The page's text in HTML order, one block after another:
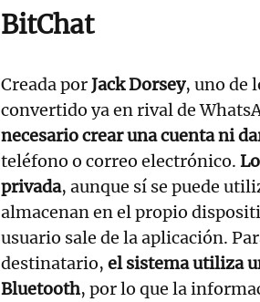
BitChat
Creada porJack Dorsey, uno de
convertido ya en rival de
necesario crear una cuenta ni
teléfono o correo electrónico.
privada, aunque sí se puede
almacenan en el propio
usuario sale de la aplicación.
destinatario, el sistema utiliza
Bluetooth, por lo que la